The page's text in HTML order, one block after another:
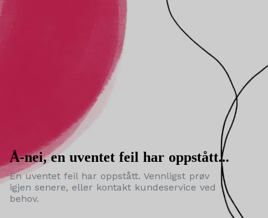
Å-nei, en uventet feil har oppstått...
En uventet feil har oppstått. Vennligst prøv
igjen senere, eller kontakt kundeservice ved
behov.